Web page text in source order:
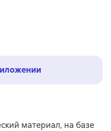
материал, на базе